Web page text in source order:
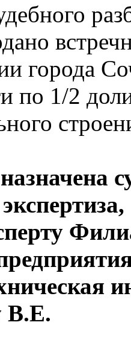
города
по 1/2
В.Е.